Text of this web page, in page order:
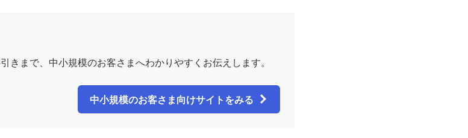
きまで、中小規模のお客さまへわかりやすくお伝えします。
中小規模のお客さま向けサイトをみる